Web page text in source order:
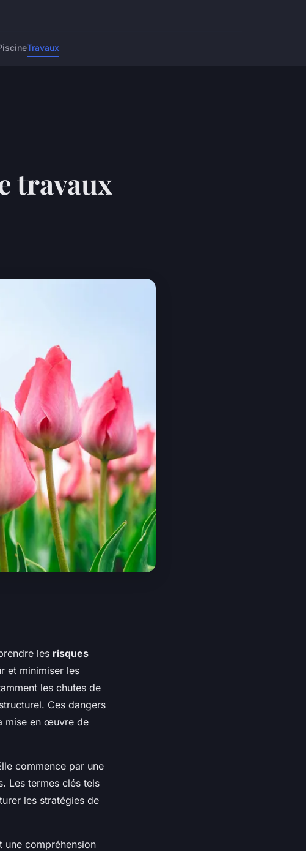
Travaux
travaux
les risques
et minimiser les
les chutes de
Ces dangers
mise en œuvre de
commence par une
Les termes clés tels
les stratégies de
une compréhension